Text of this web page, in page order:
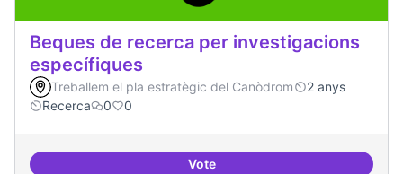
Beques de recerca per investigacions
específiques
Treballem el pla estratègic del Canòdrom
2 anys
Recerca
0 0
VoteBeques de recerca per